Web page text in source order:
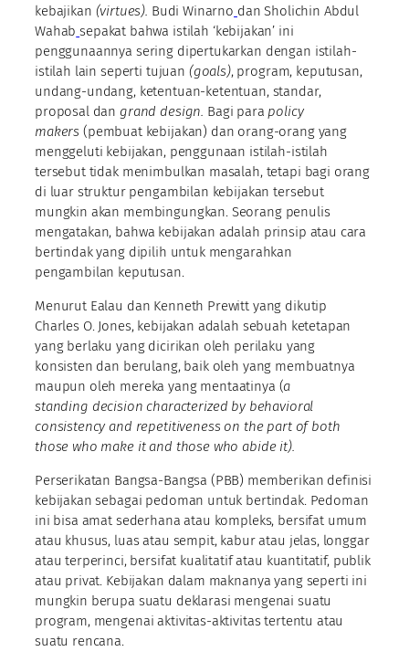
kebajikan (virtues). Budi Winarno dan Sholichin Abdul
Wahab sepakat bahwa istilah ‘kebijakan’ ini
penggunaannya sering dipertukarkan dengan istilah-
istilah lain seperti tujuan (goals), program, keputusan,
undang-undang, ketentuan-ketentuan, standar,
proposal dan grand design. Bagi para policy
makers (pembuat kebijakan) dan orang-orang yang
menggeluti kebijakan, penggunaan istilah-istilah
tersebut tidak menimbulkan masalah, tetapi bagi orang
di luar struktur pengambilan kebijakan tersebut
mungkin akan membingungkan. Seorang penulis
mengatakan, bahwa kebijakan adalah prinsip atau cara
bertindak yang dipilih untuk mengarahkan
pengambilan keputusan.
Menurut Ealau dan Kenneth Prewitt yang dikutip
Charles O. Jones, kebijakan adalah sebuah ketetapan
yang berlaku yang dicirikan oleh perilaku yang
konsisten dan berulang, baik oleh yang membuatnya
maupun oleh mereka yang mentaatinya (a
standing decision characterized by behavioral
consistency and repetitiveness on the part of both
those who make it and those who abide it).
Perserikatan Bangsa-Bangsa (PBB) memberikan definisi
kebijakan sebagai pedoman untuk bertindak. Pedoman
ini bisa amat sederhana atau kompleks, bersifat umum
atau khusus, luas atau sempit, kabur atau jelas, longgar
atau terperinci, bersifat kualitatif atau kuantitatif, publik
atau privat. Kebijakan dalam maknanya yang seperti ini
mungkin berupa suatu deklarasi mengenai suatu
program, mengenai aktivitas-aktivitas tertentu atau
suatu rencana.